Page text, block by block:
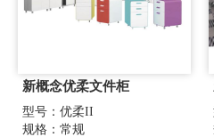
新概念优柔文件柜
型号：优柔II
规格：常规